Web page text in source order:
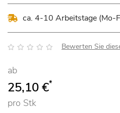
ca. 4-10 Arbeitstage (Mo-
Bewertung: Bewerten Sie
ab
25,10 €*
pro Stk